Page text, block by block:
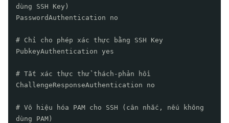
dùng SSH Key)
PasswordAuthentication no
# Chỉ cho phép xác thực bằng SSH Key
PubkeyAuthentication yes
# Tắt xác thực thử thách-phản hồi
ChallengeResponseAuthentication no
# Vô hiệu hóa PAM cho SSH (cân nhắc, nếu không
dùng PAM)